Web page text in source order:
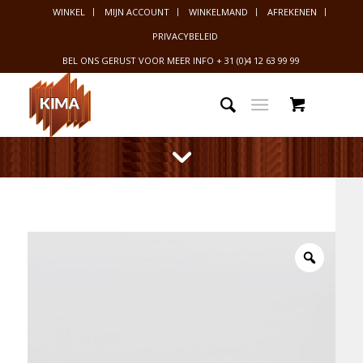
WINKEL MIJN ACCOUNT WINKELMAND
AFREKENEN
PRIVACYBELEID
BEL ONS GERUST VOOR MEER INFO+ 31 (0)4 12 63 99 99